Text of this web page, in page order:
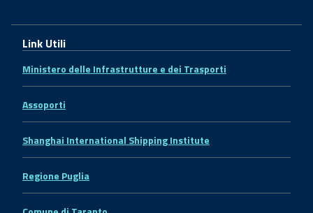
Link Utili
Ministero delle Infrastrutture e dei Trasporti
Assoporti
Shanghai International Shipping Institute
Regione Puglia